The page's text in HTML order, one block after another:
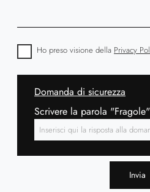
Ho preso visione della Privacy
Domanda di sicurezza
Scrivere la parola
Invia